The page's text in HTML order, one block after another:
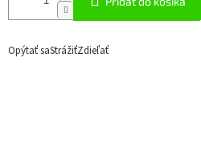
Opýtať saStrážiťZdieľať